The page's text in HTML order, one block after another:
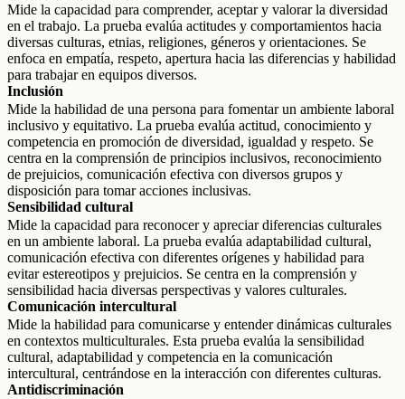
Mide la capacidad para comprender, aceptar y valorar la diversidad
en el trabajo. La prueba evalúa actitudes y comportamientos hacia
diversas culturas, etnias, religiones, géneros y orientaciones. Se
enfoca en empatía, respeto, apertura hacia las diferencias y habilidad
para trabajar en equipos diversos.
Inclusión
Mide la habilidad de una persona para fomentar un ambiente laboral
inclusivo y equitativo. La prueba evalúa actitud, conocimiento y
competencia en promoción de diversidad, igualdad y respeto. Se
centra en la comprensión de principios inclusivos, reconocimiento
de prejuicios, comunicación efectiva con diversos grupos y
disposición para tomar acciones inclusivas.
Sensibilidad cultural
Mide la capacidad para reconocer y apreciar diferencias culturales
en un ambiente laboral. La prueba evalúa adaptabilidad cultural,
comunicación efectiva con diferentes orígenes y habilidad para
evitar estereotipos y prejuicios. Se centra en la comprensión y
sensibilidad hacia diversas perspectivas y valores culturales.
Comunicación intercultural
Mide la habilidad para comunicarse y entender dinámicas culturales
en contextos multiculturales. Esta prueba evalúa la sensibilidad
cultural, adaptabilidad y competencia en la comunicación
intercultural, centrándose en la interacción con diferentes culturas.
Antidiscriminación